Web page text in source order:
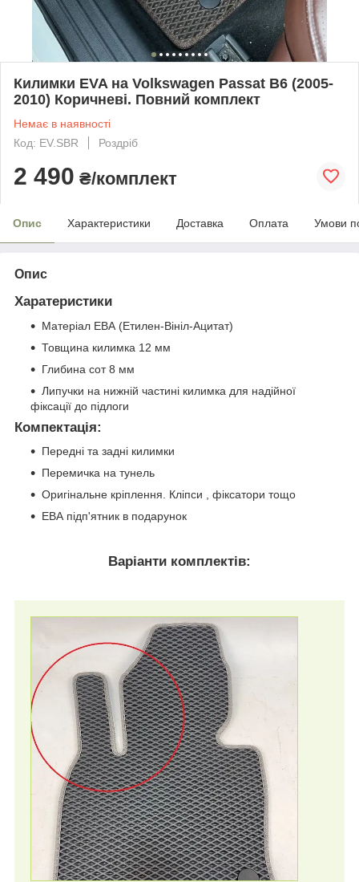
Килимки EVA на Volkswagen Passat B6 (2005-
2010) Коричневі. Повний комплект
Немає в наявності
Код: EV.SBR
Роздріб
2 490 ₴/комплект
Опис Характеристики Доставка Оплата Умови
Опис
Харатеристики
Матеріал ЕВА (Етилен-Вініл-Ацитат)
Товщина килимка 12 мм
Глибина сот 8 мм
Липучки на нижній частині килимка для надійної
фіксації до підлоги
Компектація:
Передні та задні килимки
Перемичка на тунель
Оригінальне кріплення. Кліпси , фіксатори тощо
ЕВА підп'ятник в подарунок
Варіанти комплектів: